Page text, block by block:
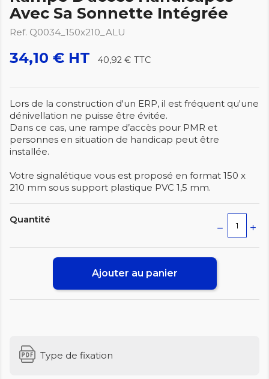
Avec Sa Sonnette Intégrée
Ref. Q0034_150x210_ALU
34,10 € HT 40,92 € TTC
Lors de la construction d'un ERP, il est fréquent qu'une
dénivellation ne puisse être évitée.
Dans ce cas, une rampe d’accès pour PMR et
personnes en situation de handicap peut être
installée.
Votre signalétique vous est proposé en format 150 x
210 mm sous support plastique PVC 1,5 mm.
Quantité
Ajouter au panier
Type de fixation